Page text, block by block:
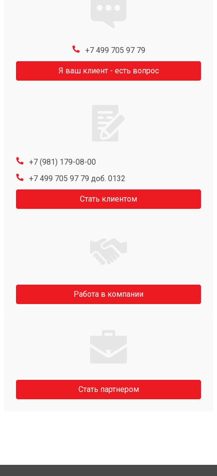
+7 499 705 97 79
Я ваш клиент - есть вопрос
+7 (981) 179-08-00
+7 499 705 97 79 доб. 0132
Стать клиентом
Работа в компании
Стать партнером